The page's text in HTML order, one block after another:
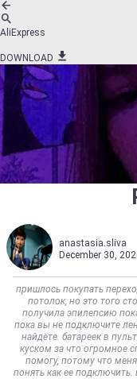
AliExpress
DOWNLOAD
anastasia.sliva
December 30,
пришлось покупать
потолок, но это того
получила эпилепсию
пока вы не подключите
найдёте. батареек в
куском за что огромное
помогу, потому что
понять как ее